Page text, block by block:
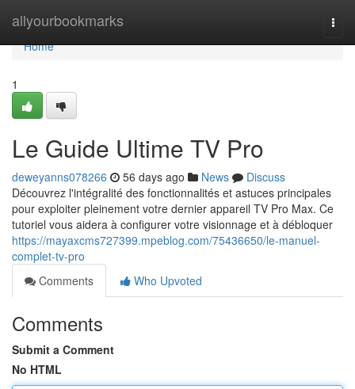
allyourbookmarks
Home
Home
1
Le Guide Ultime TV Pro
deweyanns078266 56 days ago News
Discuss
Découvrez l'intégralité des fonctionnalités et astuces principales
pour exploiter pleinement votre dernier appareil TV Pro Max. Ce
tutoriel vous aidera à configurer votre visionnage et à débloquer
https://mayaxcms727399.mpeblog.com/75436650/le-manuel-
complet-tv-pro
Comments
Who Upvoted
Comments
Submit a Comment
No HTML